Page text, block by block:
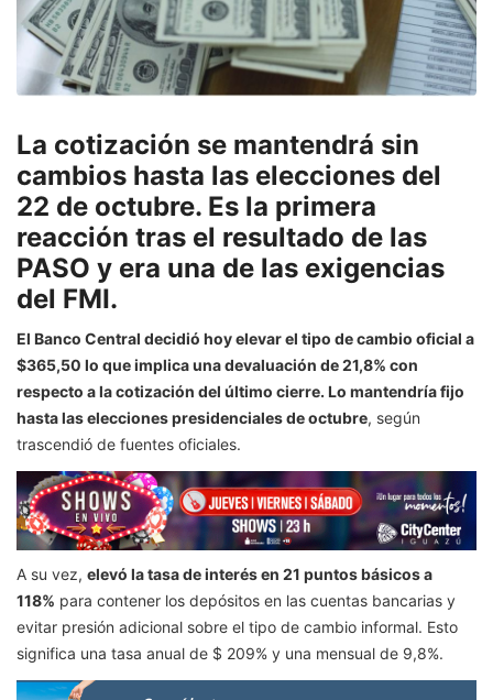
La cotización se mantendrá sin
cambios hasta las elecciones del
22 de octubre. Es la primera
reacción tras el resultado de las
PASO y era una de las exigencias
del FMI.
El Banco Central decidió hoy elevar el tipo de cambio oficial a
$365,50 lo que implica una devaluación de 21,8% con
respecto a la cotización del último cierre. Lo mantendría fijo
hasta las elecciones presidenciales de octubre, según
trascendió de fuentes oficiales.
A su vez, elevó la tasa de interés en 21 puntos básicos a
118% para contener los depósitos en las cuentas bancarias y
evitar presión adicional sobre el tipo de cambio informal. Esto
significa una tasa anual de $ 209% y una mensual de 9,8%.